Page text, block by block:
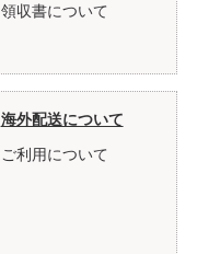
領収書について
海外配送について
ご利用について